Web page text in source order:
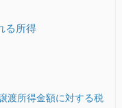
る所得
渡所得金額に対する税